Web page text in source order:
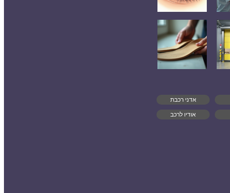
אדני רכבת
אודיו לרכב